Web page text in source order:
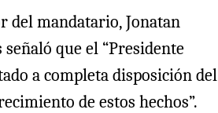
del mandatario, Jonatan
señaló que el “Presidente
a completa disposición del
de estos hechos”.